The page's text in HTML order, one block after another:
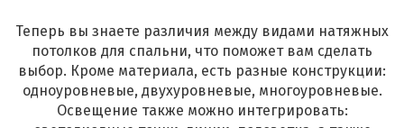
Теперь вы знаете различия между видами натяжных
потолков для спальни, что поможет вам сделать
выбор. Кроме материала, есть разные конструкции:
одноуровневые, двухуровневые, многоуровневые.
Освещение также можно интегрировать: